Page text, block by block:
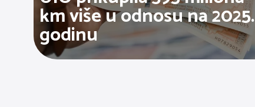
km više u odnosu na 2025.
godinu